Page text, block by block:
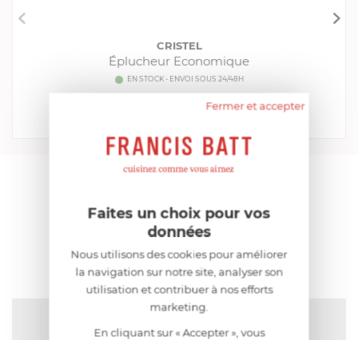
CRISTEL
Éplucheur Economique
EN STOCK - ENVOI SOUS 24/48H
AVIS CLIENT
NOTE MOYENNE
Pas encore de note
Fermer et accepter
Faites un choix pour vos
données
Nous utilisons des cookies pour améliorer
la navigation sur notre site, analyser son
utilisation et contribuer à nos efforts
marketing.
En cliquant sur « Accepter », vous